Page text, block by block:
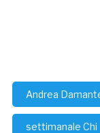
Andrea
settimanale Chi